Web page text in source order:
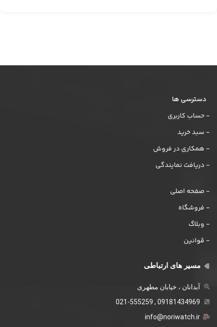
دسترسی ها
- حساب کاربری
- سبد خرید
- همکاری در فروش
- دریافت نمایندگی
- صفحه اصلی
- فروشگاه
- وبلاگ
- قوانین
مسیر های ارتباطی
آبدانان ، خیابان مطهری
09181434969 , 021-555259
info@noriwatch.ir